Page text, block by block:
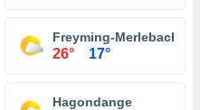
Freyming-Merlebach
26° 17°
Hagondange